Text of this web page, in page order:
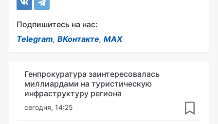
Подпишитесь на нас:
Telegram, ВКонтакте, MAX
Генпрокуратура заинтересовалась
миллиардами на туристическую
инфраструктуру региона
сегодня, 14:25